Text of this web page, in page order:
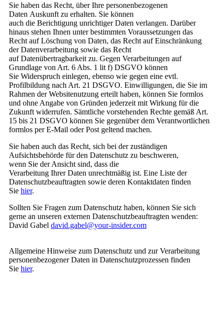
Sie haben das Recht, über Ihre personenbezogenen
Daten Auskunft zu erhalten. Sie können
auch die Berichtigung unrichtiger Daten verlangen. Darüber
hinaus stehen Ihnen unter bestimmten Voraussetzungen das
Recht auf Löschung von Daten, das Recht auf Einschränkung
der Datenverarbeitung sowie das Recht
auf Datenübertragbarkeit zu. Gegen Verarbeitungen auf
Grundlage von Art. 6 Abs. 1 lit f) DSGVO können
Sie Widerspruch einlegen, ebenso wie gegen eine evtl.
Profilbildung nach Art. 21 DSGVO. Einwilligungen, die Sie im
Rahmen der Websitenutzung erteilt haben, können Sie formlos
und ohne Angabe von Gründen jederzeit mit Wirkung für die
Zukunft widerrufen. Sämtliche vorstehenden Rechte gemäß Art.
15 bis 21 DSGVO können Sie gegenüber dem Verantwortlichen
formlos per E-Mail oder Post geltend machen.
Sie haben auch das Recht, sich bei der zuständigen
Aufsichtsbehörde für den Datenschutz zu beschweren,
wenn Sie der Ansicht sind, dass die
Verarbeitung Ihrer Daten unrechtmäßig ist. Eine Liste der
Datenschutzbeauftragten sowie deren Kontaktdaten finden
Sie hier.
Sollten Sie Fragen zum Datenschutz haben, können Sie sich
gerne an unseren externen Datenschutzbeauftragten wenden:
David Gabel david.gabel@your-insider.com
Allgemeine Hinweise zum Datenschutz und zur Verarbeitung
personenbezogener Daten in Datenschutzprozessen finden
Sie hier.